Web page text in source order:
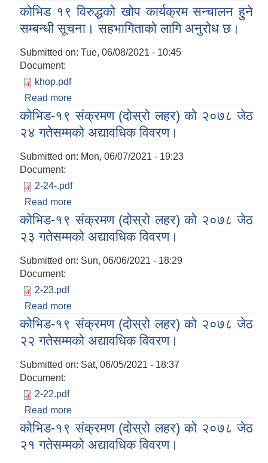
२५ गतेसम्मको अद्यावधिक विवरण।
कोभिड १९ विरुद्धको खोप कार्यक्रम सन्चालन हुने
सम्बन्धी सूचना। सहभागिताको लागि अनुरोध छ।
Submitted on: Tue, 06/08/2021 - 10:45
Document:
khop.pdf
Read more
सम्बन्धी सूचना। सहभागिताको लागि अनुरोध छ।
कोभिड-१९ संक्रमण (दोस्रो लहर) को २०७८ जेठ
२४ गतेसम्मको अद्यावधिक विवरण।
Submitted on: Mon, 06/07/2021 - 19:23
Document:
2-24-.pdf
Read more
२४ गतेसम्मको अद्यावधिक विवरण।
कोभिड-१९ संक्रमण (दोस्रो लहर) को २०७८ जेठ
२३ गतेसम्मको अद्यावधिक विवरण।
Submitted on: Sun, 06/06/2021 - 18:29
Document:
2-23.pdf
Read more
२३ गतेसम्मको अद्यावधिक विवरण।
कोभिड-१९ संक्रमण (दोस्रो लहर) को २०७८ जेठ
२२ गतेसम्मको अद्यावधिक विवरण।
Submitted on: Sat, 06/05/2021 - 18:37
Document:
2-22.pdf
Read more
२२ गतेसम्मको अद्यावधिक विवरण।
कोभिड-१९ संक्रमण (दोस्रो लहर) को २०७८ जेठ
२१ गतेसम्मको अद्यावधिक विवरण।